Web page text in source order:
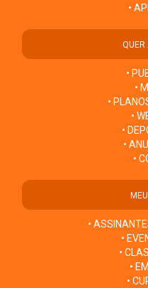
•
QUER
•
•
•
•
•
•
•
•
•
•
•
•